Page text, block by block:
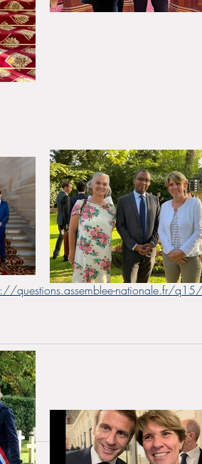
questions.assemblee-nationale.fr/